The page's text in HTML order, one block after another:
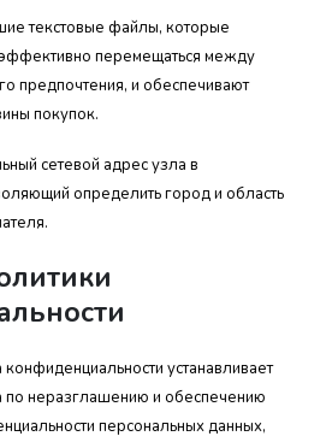
текстовые файлы, которые
перемещаться между
предпочтения, и обеспечивают
покупок.
сетевой адрес узла в
определить город и область
устанавливает
по неразглашению и обеспечению
сти персональных данных,